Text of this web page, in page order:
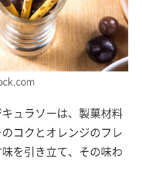
ュラソーは、製菓材料
コクとオレンジのフレ
を引き立て、その味わ